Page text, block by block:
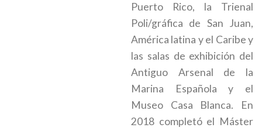
Puerto Rico, la Trienal
Poli/gráfica de San Juan,
América latina y el Caribe y
las salas de exhibición del
Antiguo Arsenal de la
Marina Española y el
Museo Casa Blanca. En
2018 completó el Máster